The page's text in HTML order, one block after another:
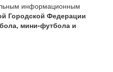
информационным
Городской Федерации
мини-футбола и